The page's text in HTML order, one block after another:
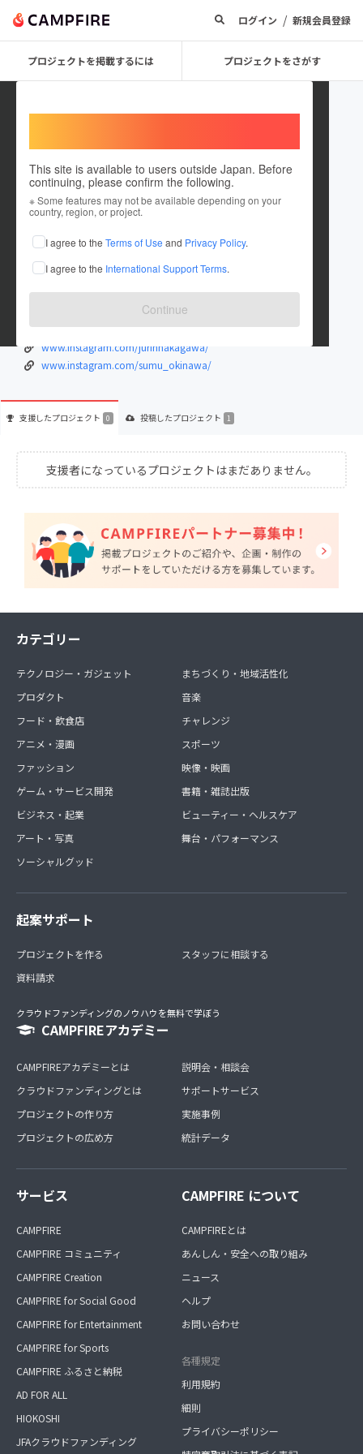
ログイン / 新規会員登録
プロジェクトを掲載するには プロジェクトをさがす
This site is available to users outside Japan. Before
continuing, please confirm the following.
※ Some features may not be available depending on your
country, region, or project.
I agree to the Terms of Use and Privacy Policy.
I agree to the International Support Terms.
Continue
sumu okinawa
これまでに1件のプロジェクトを投稿しています
在住国：日本 現在地：沖縄県
出身国：日本 出身地：沖縄県
沖縄でカフェを開きたい！コーヒー大好きです！！
www.instagram.com/jurinnakagawa/
www.instagram.com/sumu_okinawa/
支援したプロジェクト 0 投稿したプロジェクト 1
支援者になっているプロジェクトはまだありません。
カテゴリー
テクノロジー・ガジェット
プロダクト
フード・飲食店
アニメ・漫画
ファッション
ゲーム・サービス開発
ビジネス・起業
アート・写真
ソーシャルグッド
まちづくり・地域活性化
音楽
チャレンジ
スポーツ
映像・映画
書籍・雑誌出版
ビューティー・ヘルスケア
舞台・パフォーマンス
起案サポート
プロジェクトを作る
資料請求
スタッフに相談する
クラウドファンディングのノウハウを無料で学ぼう
CAMPFIREアカデミー
CAMPFIREアカデミーとは
クラウドファンディングとは
プロジェクトの作り方
プロジェクトの広め方
説明会・相談会
サポートサービス
実施事例
統計データ
サービス
CAMPFIRE
CAMPFIRE コミュニティ
CAMPFIRE Creation
CAMPFIRE for Social Good
CAMPFIRE for Entertainment
CAMPFIRE for Sports
CAMPFIRE ふるさと納税
AD FOR ALL
HIOKOSHI
JFAクラウドファンディング
CAMPFIRE について
CAMPFIREとは
あんしん・安全への取り組み
ニュース
ヘルプ
お問い合わせ
各種規定
利用規約
細則
プライバシーポリシー